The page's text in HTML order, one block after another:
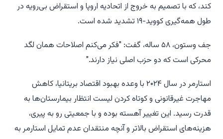
کند، که با تصمیم به خروج از اتحادیه اروپا و استقراض بی‌رویه در
طول همه‌گیری کووید-۱۹ تشدید شده است.
جف وستون، ۵۸ ساله، گفت: "فکر می‌کنم اصلاحات همان لگد
محرکی است که دو حزب اصلی نیاز دارند."
استارمر در سال ۲۰۲۴ با وعده بهبود اقتصاد بریتانیا، کاهش
مهاجرت غیرقانونی و کوتاه کردن لیست انتظار بیمارستان‌ها به
قدرت رسید. این تغییر آهسته بوده و با جمعیتی رو به پیری،
هزینه‌های استقراض بالاتر و آنچه منتقدان عدم تمایل استارمر به